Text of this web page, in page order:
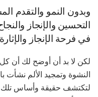
وبدون النمو والتقدم
التحسين والإنجاز
في فرحة الإنجاز
لكن لا بد أن أوضح لك أن كل
النشوة وتمجيد الألم
لتكتشف حقيقة وأساس تلك